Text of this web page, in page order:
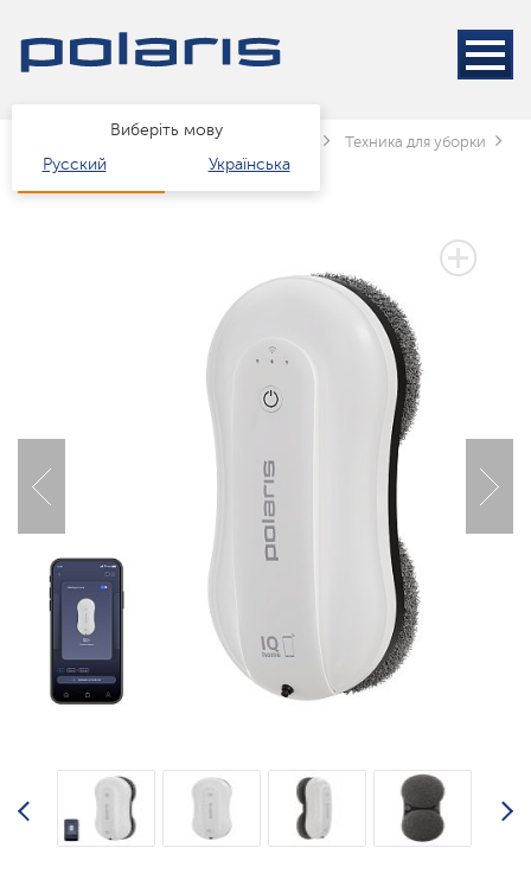
Виберіть мову
Русский
Українська
Каталог Техніка для дому Техника для уборки
3 РОКИ ГАРАНТІЇ